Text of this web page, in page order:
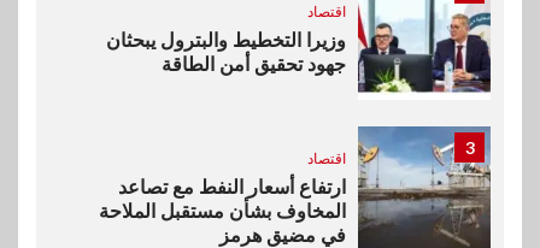
اقتصاد
وزيرا التخطيط والبترول يبحثان
جهود تحقيق أمن الطاقة
3
اقتصاد
ارتفاع أسعار النفط مع تصاعد
المخاوف بشأن مستقبل الملاحة
في مضيق هرمز